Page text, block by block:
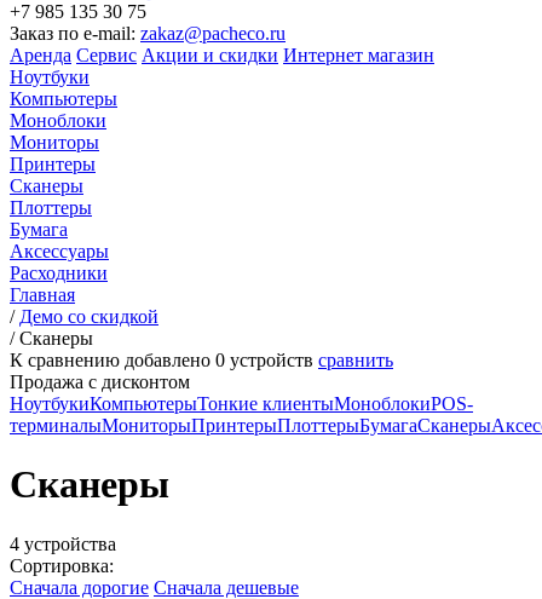
+7 985 135 30 75
Заказ по e-mail: zakaz@pacheco.ru
Аренда Сервис Акции и скидки Интернет магазин
Ноутбуки
Компьютеры
Моноблоки
Мониторы
Принтеры
Сканеры
Плоттеры
Бумага
Аксессуары
Расходники
Главная
/ Демо со скидкой
/Сканеры
К сравнению добавлено 0 устройств сравнить
Продажа с дисконтом
НоутбукиКомпьютерыТонкие клиентыМоноблокиPOS-
терминалыМониторыПринтерыПлоттерыБумагаСканеры
Сканеры
4 устройства
Сортировка:
Сначала дорогие Сначала дешевые